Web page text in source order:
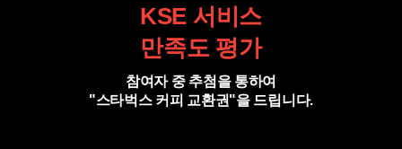
KSE 서비스
만족도 평가
참여자 중 추첨을 통하여
"스타벅스 커피 교환권"을 드립니다.